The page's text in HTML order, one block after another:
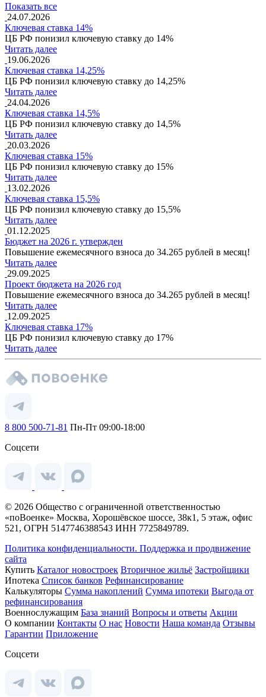
Показать все
24.07.2026
Ключевая ставка 14%
ЦБ РФ понизил ключевую ставку до 14%
Читать далее
19.06.2026
Ключевая ставка 14,25%
ЦБ РФ понизил ключевую ставку до 14,25%
Читать далее
24.04.2026
Ключевая ставка 14,5%
ЦБ РФ понизил ключевую ставку до 14,5%
Читать далее
20.03.2026
Ключевая ставка 15%
ЦБ РФ понизил ключевую ставку до 15%
Читать далее
13.02.2026
Ключевая ставка 15,5%
ЦБ РФ понизил ключевую ставку до 15,5%
Читать далее
01.12.2025
Бюджет на 2026 г. утвержден
Повышение ежемесячного взноса до 34.265 рублей в месяц!
Читать далее
29.09.2025
Проект бюджета на 2026 год
Повышение ежемесячного взноса до 34.265 рублей в месяц!
Читать далее
12.09.2025
Ключевая ставка 17%
ЦБ РФ понизил ключевую ставку до 17%
Читать далее
8 800 500-71-81 Пн-Пт 09:00-18:00
Соцсети
© 2026 Общество с ограниченной ответственностью
«поВоенке» Москва, Хорошёвское шоссе, 38к1, 5 этаж, офис
521, ОГРН 5147746388543 ИНН 7725849789.
Политика конфиденциальности. Поддержка и продвижение
сайта
Купить Каталог новостроек Вторичное жильё Застройщики
Ипотека Список банков Рефинансирование
Калькуляторы Сумма накоплений Сумма ипотеки Выгода от
рефинансирования
Военнослужащим База знаний Вопросы и ответы Акции
О компании Контакты О нас Новости Наша команда Отзывы
Гарантии Приложение
Соцсети